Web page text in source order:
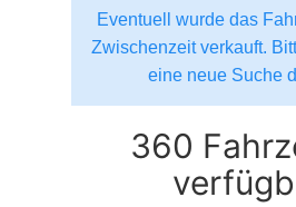
Eventuell wurde das
Zwischenzeit verkauft.
eine neue Suche
360